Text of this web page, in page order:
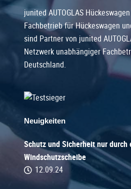
junited AUTOGLAS
Fachbetrieb für Hückeswagen
sind Partner von junited
Netzwerk unabhängiger
Deutschland.
Neuigkeiten
Schutz und Sicherheit nur
Windschutzscheibe
12.09.24